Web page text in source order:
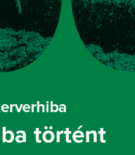
történt